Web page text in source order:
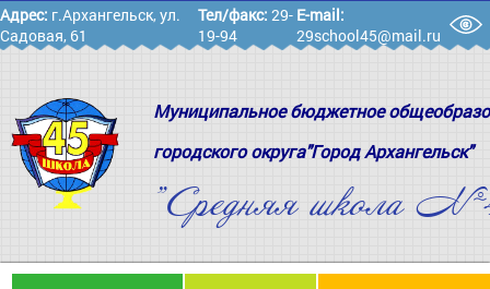
Адрес: г.Архангельск, ул.
Садовая, 61
Тел/факс: 29-
19-94
E-mail:
29school45@mail.ru
Муниципальное бюджетное
городского округа"Город Архангельск"
"Средняя школа